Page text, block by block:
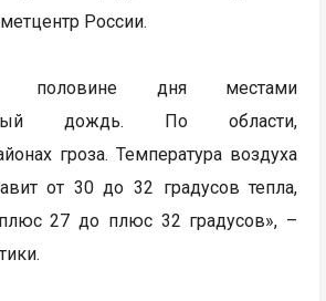
России.
половине дня местами
дождь. По области,
гроза. Температура воздуха
от 30 до 32 градусов тепла,
27 до плюс 32 градусов», –